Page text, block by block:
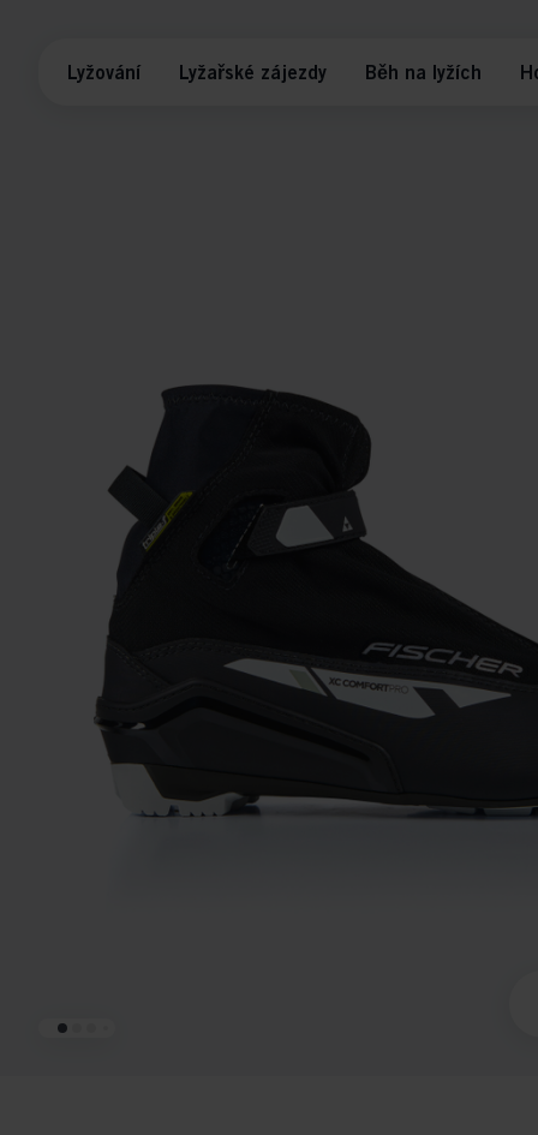
Lyžování Lyžařské zájezdy Běh na lyžích